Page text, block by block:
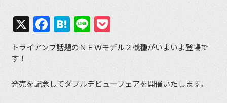
X Facebook
Hatena
Line
トライアンフ話題のＮＥＷモデル２機種がいよいよ登場で
す！
発売を記念してダブルデビューフェアを開催いたします。